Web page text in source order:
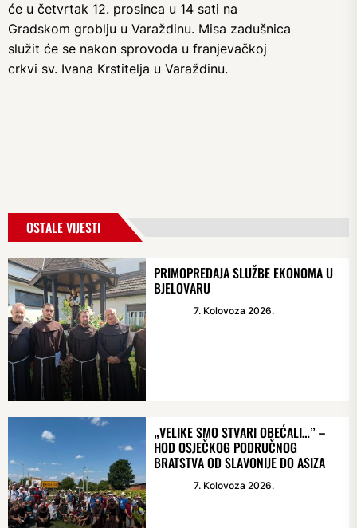
će u četvrtak 12. prosinca u 14 sati na
Gradskom groblju u Varaždinu. Misa zadušnica
služit će se nakon sprovoda u franjevačkoj
crkvi sv. Ivana Krstitelja u Varaždinu.
OSTALE VIJESTI
PRIMOPREDAJA SLUŽBE EKONOMA U
BJELOVARU
7. Kolovoza 2026.
„VELIKE SMO STVARI OBEĆALI…” –
HOD OSJEČKOG PODRUČNOG
BRATSTVA OD SLAVONIJE DO ASIZA
7. Kolovoza 2026.